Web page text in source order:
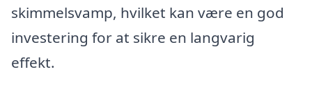
skimmelsvamp, hvilket kan være en god
investering for at sikre en langvarig
effekt.